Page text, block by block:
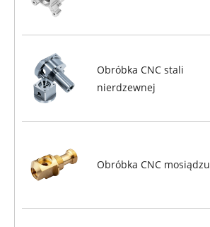
Obróbka CNC stali
nierdzewnej
Obróbka CNC mosiądzu